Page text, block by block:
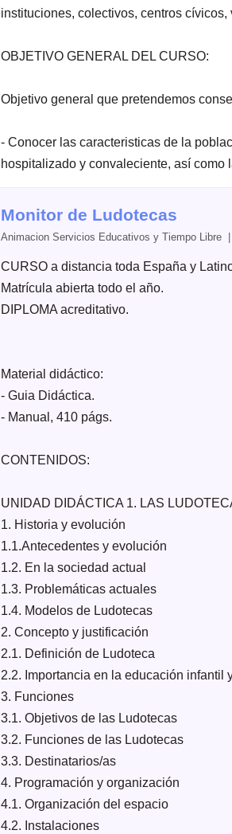
instituciones, colectivos, centros
OBJETIVO GENERAL DEL CURSO:
Objetivo general que pretendemos
- Conocer las caracteristicas de la
hospitalizado y convaleciente, así como
Monitor de Ludotecas
Animacion Servicios Educativos y Tiempo
CURSO a distancia toda España y
Matrícula abierta todo el año.
DIPLOMA acreditativo.
Material didáctico:
- Guia Didáctica.
- Manual, 410 págs.
CONTENIDOS:
UNIDAD DIDÁCTICA 1. LAS
1. Historia y evolución
1.1.Antecedentes y evolución
1.2. En la sociedad actual
1.3. Problemáticas actuales
1.4. Modelos de Ludotecas
2. Concepto y justificación
2.1. Definición de Ludoteca
2.2. Importancia en la educación infantil
3. Funciones
3.1. Objetivos de las Ludotecas
3.2. Funciones de las Ludotecas
3.3. Destinatarios/as
4. Programación y organización
4.1. Organización del espacio
4.2. Instalaciones